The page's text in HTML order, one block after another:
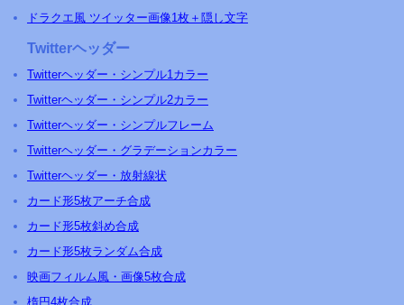
ドラクエ風 ツイッター画像1枚＋隠し文字
Twitterヘッダー
Twitterヘッダー・シンプル1カラー
Twitterヘッダー・シンプル2カラー
Twitterヘッダー・シンプルフレーム
Twitterヘッダー・グラデーションカラー
Twitterヘッダー・放射線状
カード形5枚アーチ合成
カード形5枚斜め合成
カード形5枚ランダム合成
映画フィルム風・画像5枚合成
楕円4枚合成